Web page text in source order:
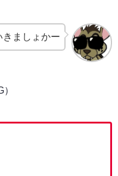
ましょかー